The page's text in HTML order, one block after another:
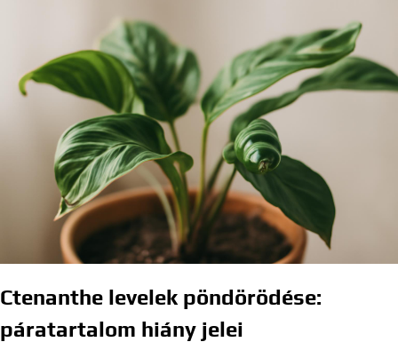
Ctenanthe levelek pöndörödése:
páratartalom hiány jelei